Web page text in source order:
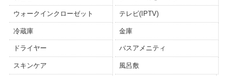
ウォークインクローゼット テレビ(IPTV)
冷蔵庫 金庫
ドライヤー バスアメニティ
スキンケア 風呂敷